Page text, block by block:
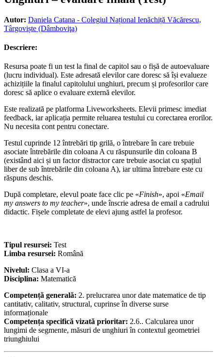
Autor: Daniela Catana - Colegiul Național Ienăchiță Văcărescu,
Târgoviște (Dâmboviţa)
Descriere:
Resursa poate fi un test la final de capitol sau o fișă de autoevaluare
(lucru individual). Este adresată elevilor care doresc să își evalueze
achizițiile la finalul capitolului unghiuri, precum și profesorilor care
doresc să aplice o evaluare externă elevilor.
Este realizată pe platforma Liveworksheets. Elevii primesc imediat
feedback, iar aplicația permite reluarea testului cu corectarea erorilor.
Nu necesita cont pentru conectare.
Testul cuprinde 12 întrebări tip grilă, o întrebare în care trebuie
asociate întrebările din coloana A cu răspunsurile din coloana B
(existând aici și un factor distractor care trebuie asociat cu spațiul
liber de sub întrebările din coloana A), iar ultima întrebare este cu
răspuns deschis.
După completare, elevul poate face clic pe «Finish», apoi «Email
my answers to my teacher», unde înscrie adresa de email a cadrului
didactic. Fișele completate de elevi ajung astfel la profesor.
Tipul resursei: Test
Limba resursei: Română
Nivelul: Clasa a VI-a
Disciplina: Matematică
Competență generală: 2. prelucrarea unor date matematice de tip
cantitativ, calitativ, structural, cuprinse în diverse surse
informaționale
Competența specifică vizată prioritar: 2.6.. Calcularea unor
lungimi de segmente, măsuri de unghiuri în contextul geometriei
triunghiului